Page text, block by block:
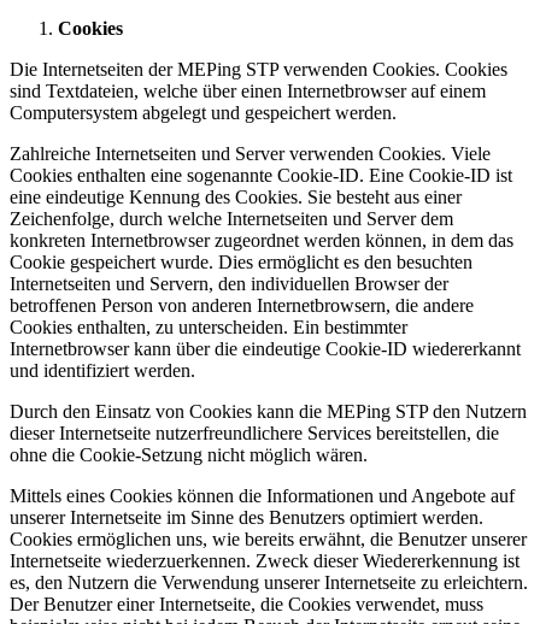
Cookies
Die Internetseiten der MEPing STP verwenden Cookies. Cookies
sind Textdateien, welche über einen Internetbrowser auf einem
Computersystem abgelegt und gespeichert werden.
Zahlreiche Internetseiten und Server verwenden Cookies. Viele
Cookies enthalten eine sogenannte Cookie-ID. Eine Cookie-ID ist
eine eindeutige Kennung des Cookies. Sie besteht aus einer
Zeichenfolge, durch welche Internetseiten und Server dem
konkreten Internetbrowser zugeordnet werden können, in dem das
Cookie gespeichert wurde. Dies ermöglicht es den besuchten
Internetseiten und Servern, den individuellen Browser der
betroffenen Person von anderen Internetbrowsern, die andere
Cookies enthalten, zu unterscheiden. Ein bestimmter
Internetbrowser kann über die eindeutige Cookie-ID wiedererkannt
und identifiziert werden.
Durch den Einsatz von Cookies kann die MEPing STP den Nutzern
dieser Internetseite nutzerfreundlichere Services bereitstellen, die
ohne die Cookie-Setzung nicht möglich wären.
Mittels eines Cookies können die Informationen und Angebote auf
unserer Internetseite im Sinne des Benutzers optimiert werden.
Cookies ermöglichen uns, wie bereits erwähnt, die Benutzer unserer
Internetseite wiederzuerkennen. Zweck dieser Wiedererkennung ist
es, den Nutzern die Verwendung unserer Internetseite zu erleichtern.
Der Benutzer einer Internetseite, die Cookies verwendet, muss